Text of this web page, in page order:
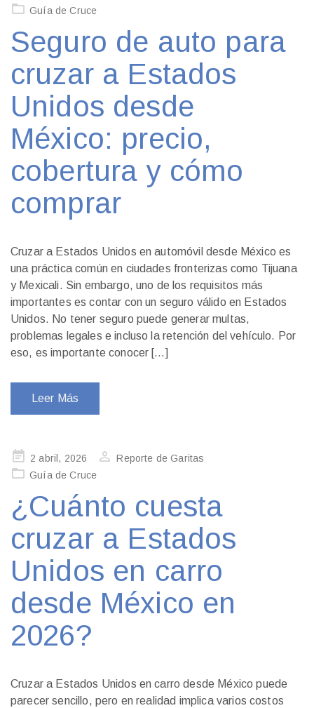
en
Guía de Cruce
Seguro de auto para
cruzar a Estados
Unidos desde
México: precio,
cobertura y cómo
comprar
Cruzar a Estados Unidos en automóvil desde México es
una práctica común en ciudades fronterizas como Tijuana
y Mexicali. Sin embargo, uno de los requisitos más
importantes es contar con un seguro válido en Estados
Unidos. No tener seguro puede generar multas,
problemas legales e incluso la retención del vehículo. Por
eso, es importante conocer […]
Leer Más
Publicado
en
2 abril, 2026
Reporte de Garitas
Guía de Cruce
¿Cuánto cuesta
cruzar a Estados
Unidos en carro
desde México en
2026?
Cruzar a Estados Unidos en carro desde México puede
parecer sencillo, pero en realidad implica varios costos